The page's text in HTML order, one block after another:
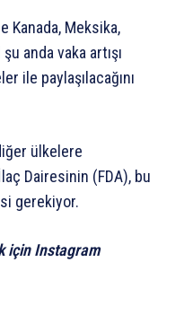
Kanada, Meksika,
anda vaka artışı
ile paylaşılacağını
ülkelere
Dairesinin (FDA), bu
gerekiyor.
için Instagram